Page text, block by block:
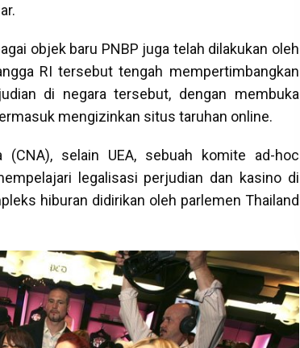
objek baru PNBP juga telah dilakukan oleh
RI tersebut tengah mempertimbangkan
di negara tersebut, dengan membuka
mengizinkan situs taruhan online.
selain UEA, sebuah komite ad-hoc
legalisasi perjudian dan kasino di
hiburan didirikan oleh parlemen Thailand